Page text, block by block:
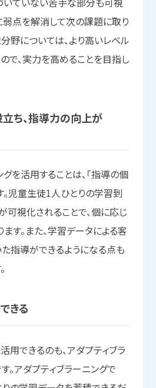
弱点を解消して次の課題に取り
野については、より高いレベル
で、実力を高めることを目指し
ち、指導力の向上が
を活用することは、「指導の個
。児童生徒1人ひとりの学習到
可視化されることで、個に応じ
す。また、学習データによる客
指導ができるようになる点も
きる
用できるのも、アダプティブラ
。アダプティブラーニングで